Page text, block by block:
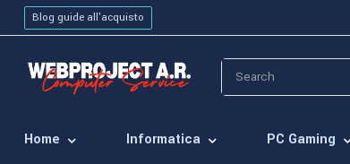
Blog guide all'acquisto
Home Informatica PC Gaming